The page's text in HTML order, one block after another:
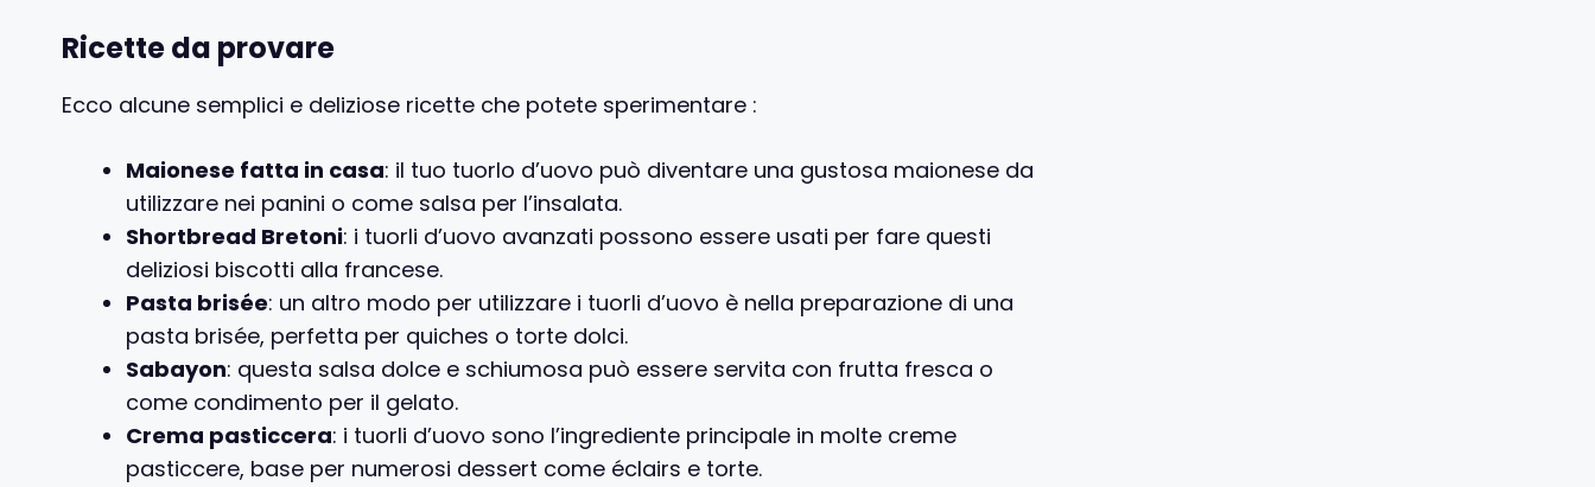
Ricette da provare
Ecco alcune semplici e deliziose ricette che potete sperimentare :
Maionese fatta in casa: il tuo tuorlo d’uovo può diventare una gustosa maionese da
utilizzare nei panini o come salsa per l’insalata.
Shortbread Bretoni: i tuorli d’uovo avanzati possono essere usati per fare questi
deliziosi biscotti alla francese.
Pasta brisée: un altro modo per utilizzare i tuorli d’uovo è nella preparazione di una
pasta brisée, perfetta per quiches o torte dolci.
Sabayon: questa salsa dolce e schiumosa può essere servita con frutta fresca o
come condimento per il gelato.
Crema pasticcera: i tuorli d’uovo sono l’ingrediente principale in molte creme
pasticcere, base per numerosi dessert come éclairs e torte.